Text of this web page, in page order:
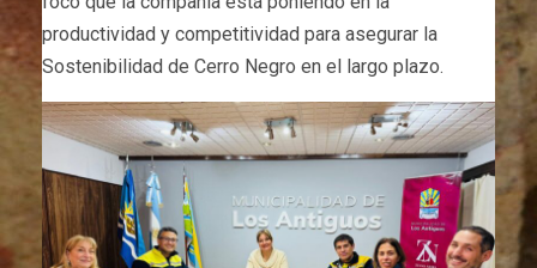
productividad y competitividad para asegurar la
Sostenibilidad de Cerro Negro en el largo plazo.